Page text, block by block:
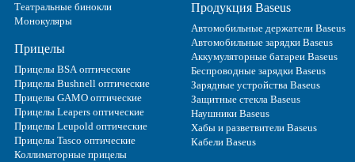
Театральные бинокли
Монокуляры
Прицелы
Прицелы BSA оптические
Прицелы Bushnell оптические
Прицелы GAMO оптические
Прицелы Leapers оптические
Прицелы Leupold оптические
Прицелы Tasco оптические
Коллиматорные прицелы
Продукция Baseus
Автомобильные держатели Baseus
Автомобильные зарядки Baseus
Аккумуляторные батареи Baseus
Беспроводные зарядки Baseus
Зарядные устройства Baseus
Защитные стекла Baseus
Наушники Baseus
Хабы и разветвители Baseus
Кабели Baseus